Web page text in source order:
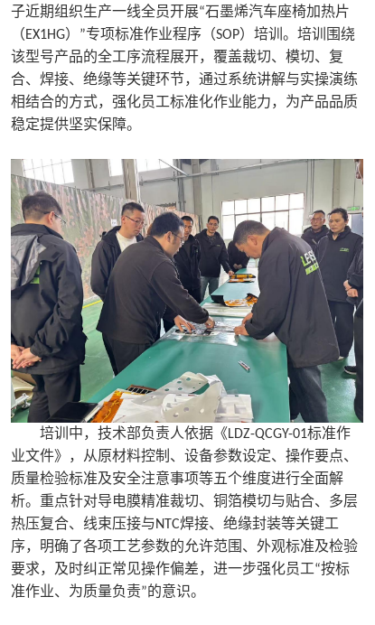
子近期组织生产一线全员开展“石墨烯汽车座椅加热片
（EX1HG） ”专项标准作业程序（SOP）培训。培训围绕
该型号产品的全工序流程展开，覆盖裁切、模切、复
合、焊接、绝缘等关键环节，通过系统讲解与实操演练
相结合的方式，强化员工标准化作业能力，为产品品质
稳定提供坚实保障。
培训中，技术部负责人依据《LDZ-QCGY-01标准作
业文件》，从原材料控制、设备参数设定、操作要点、
质量检验标准及安全注意事项等五个维度进行全面解
析。重点针对导电膜精准裁切、铜箔模切与贴合、多层
热压复合、线束压接与NTC焊接、绝缘封装等关键工
序，明确了各项工艺参数的允许范围、外观标准及检验
要求，及时纠正常见操作偏差，进一步强化员工“按标
准作业、为质量负责”的意识。